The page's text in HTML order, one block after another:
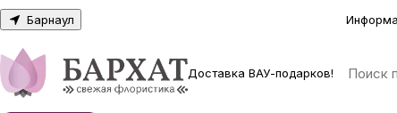
Барнаул
Доставка ВАУ-подарков!